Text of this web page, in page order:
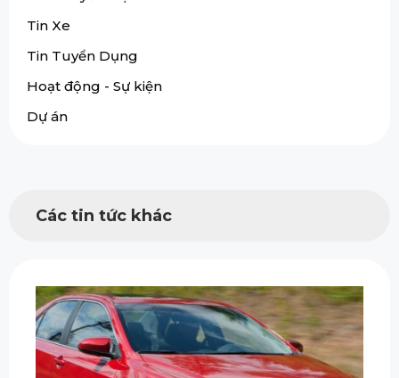
Tin Xe
Tin Tuyển Dụng
Hoạt động - Sự kiện
Dự án
Các tin tức khác